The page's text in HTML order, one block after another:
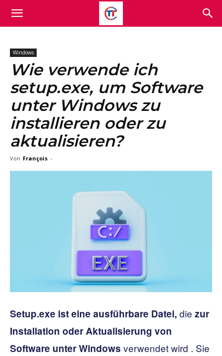
Windows
Wie verwende ich
setup.exe, um Software
unter Windows zu
installieren oder zu
aktualisieren?
Von François -
Setup.exe ist eine ausführbare Datei, die zur
Installation oder Aktualisierung von
Software unter Windows verwendet wird . Sie